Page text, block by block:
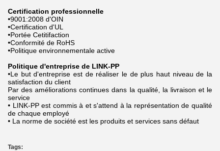
Certification professionnelle
•9001:2008 d'OIN
•Certification d'UL
•Portée Cetitifaction
•Conformité de RoHS
•Politique environnementale active
Politique d'entreprise de LINK-PP
•Le but d'entreprise est de réaliser le de plus haut niveau de la
satisfaction du client
Par des améliorations continues dans la qualité, la livraison et le
service
• LINK-PP est commis à et s'attend à la représentation de qualité
de chaque employé
• La norme de société est les produits et services sans défaut
Tags: